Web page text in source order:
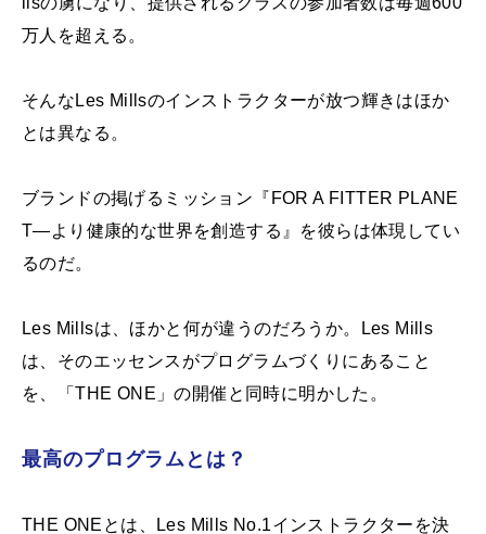
万人を超える。
そんなLes Millsのインストラクターが放つ輝きはほか
とは異なる。
ブランドの掲げるミッション『FOR A FITTER PLANE
T―より健康的な世界を創造する』を彼らは体現してい
るのだ。
Les Millsは、ほかと何が違うのだろうか。Les Mills
は、そのエッセンスがプログラムづくりにあること
を、「THE ONE」の開催と同時に明かした。
最高のプログラムとは？
THE ONEとは、Les Mills No.1インストラクターを決